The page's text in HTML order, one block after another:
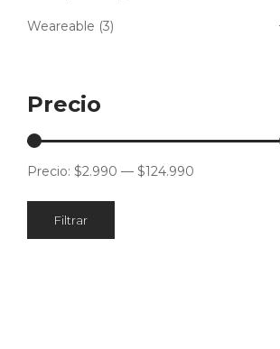
Weareable (3)
Precio
Filtrar
Precio: $2.990 — $124.990